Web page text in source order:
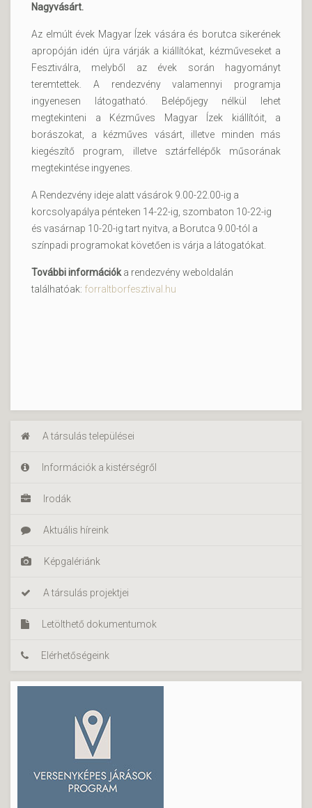
Nagyvásárt.
Az elmúlt évek Magyar Ízek vására és borutca sikerének
apropóján idén újra várják a kiállítókat, kézműveseket a
Fesztiválra, melyből az évek során hagyományt
teremtettek. A rendezvény valamennyi programja
ingyenesen látogatható. Belépőjegy nélkül lehet
megtekinteni a Kézműves Magyar Ízek kiállítóit, a
borászokat, a kézműves vásárt, illetve minden más
kiegészítő program, illetve sztárfellépők műsorának
megtekintése ingyenes.
A Rendezvény ideje alatt vásárok 9.00-22.00-ig a
korcsolyapálya pénteken 14-22-ig, szombaton 10-22-ig
és vasárnap 10-20-ig tart nyitva, a Borutca 9.00-tól a
színpadi programokat követően is várja a látogatókat.
További információka rendezvény weboldalán
találhatóak: forraltborfesztival.hu
A társulás települései
Információk a kistérségről
Irodák
Aktuális híreink
Képgalériánk
A társulás projektjei
Letölthető dokumentumok
Elérhetőségeink